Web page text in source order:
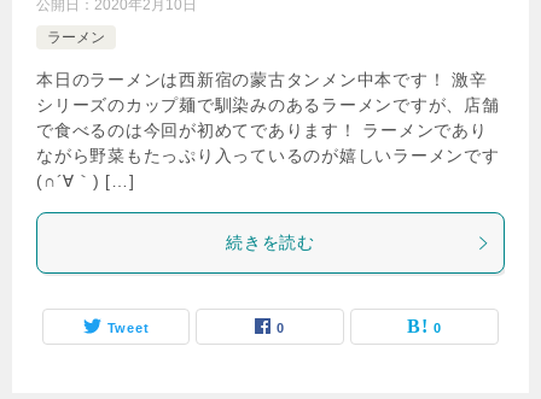
公開日： 2020年2月10日
ラーメン
本日のラーメンは西新宿の蒙古タンメン中本です！ 激辛
シリーズのカップ麺で馴染みのあるラーメンですが、店舗
で食べるのは今回が初めてであります！ ラーメンであり
ながら野菜もたっぷり入っているのが嬉しいラーメンです
(∩´∀｀) […]
続きを読む
Tweet 0 0